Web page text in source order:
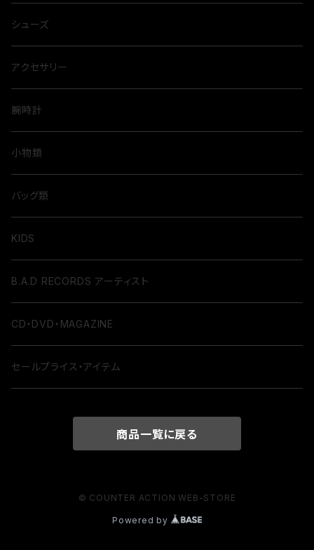
シューズ
アクセサリー
腕時計
小物類
バッグ類
KIDS
B.A.D RECORDS アーティスト
CD・DVD・MAGAZINE
セールプライス・アイテム
商品一覧に戻る
© COUNTER ACTION WEB-STORE
Powered by